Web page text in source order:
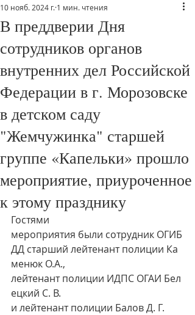
В преддверии Дня
сотрудников органов
внутренних дел Российской
Федерации в г. Морозовске
в детском саду
"Жемчужинка" старшей
группе «Капельки» прошло
мероприятие, приуроченное
к этому празднику
10 нояб. 2024 г. 1 мин. чтения
Гостями
мероприятия были сотрудник ОГИБ
ДД старший лейтенант полиции Ка
менюк О.А.,
лейтенант полиции ИДПС ОГАИ Бел
ецкий С. В.
и лейтенант полиции Балов Д. Г.